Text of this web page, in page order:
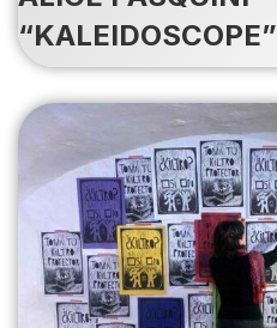
“KALEIDOSCOPE”